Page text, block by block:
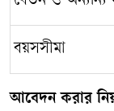
বয়সসীমা
আবেদন করার